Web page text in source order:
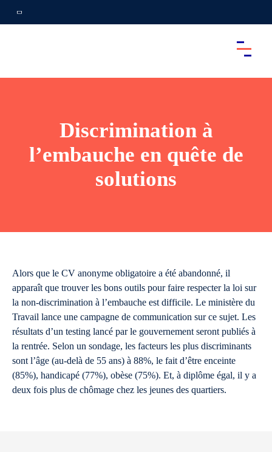
Discrimination à
l’embauche en quête de
solutions
Alors que le CV anonyme obligatoire a été abandonné, il
apparaît que trouver les bons outils pour faire respecter la loi sur
la non-discrimination à l’embauche est difficile. Le ministère du
Travail lance une campagne de communication sur ce sujet. Les
résultats d’un testing lancé par le gouvernement seront publiés à
la rentrée. Selon un sondage, les facteurs les plus discriminants
sont l’âge (au-delà de 55 ans) à 88%, le fait d’être enceinte
(85%), handicapé (77%), obèse (75%). Et, à diplôme égal, il y a
deux fois plus de chômage chez les jeunes des quartiers.